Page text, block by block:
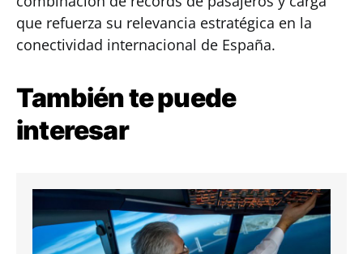
que refuerza su relevancia estratégica en la
conectividad internacional de España.
También te puede
interesar